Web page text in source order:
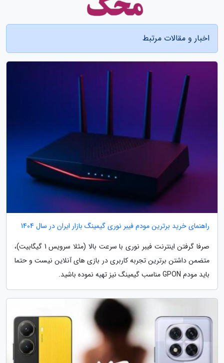
اخبار و مقالات مرتبط
راهنمای خرید برترین مودم فیبر نوری گیمینگ بازار ایران در سال 1404
صرفا گرفتن اینترنت فیبر نوری با سرعت بالا (مثلا سرویس 1 گیگابیت)،
متضمن داشتن برترین تجربه کاربری در بازی های آنلاین نیست و حتما
باید مودم GPON مناسب گیمینگ نیز تهیه نموده باشید.